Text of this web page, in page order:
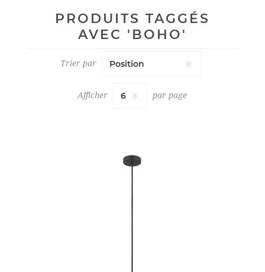
PRODUITS TAGGÉS
AVEC 'BOHO'
Trier par
Afficher par page